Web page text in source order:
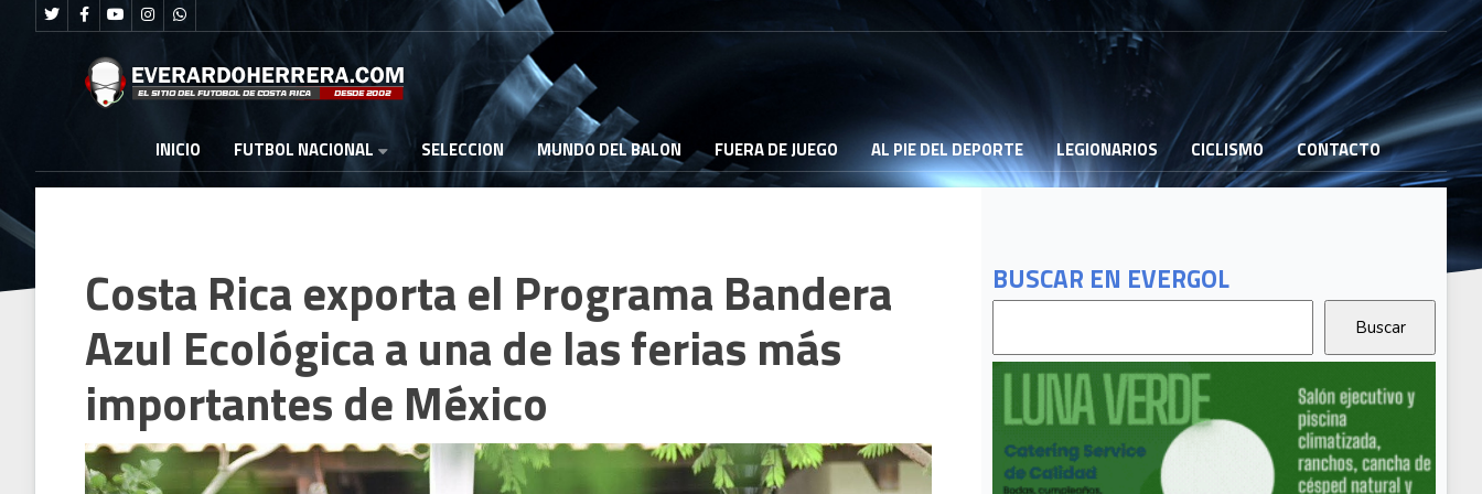
INICIO FUTBOL NACIONAL SELECCION MUNDO DEL BALON FUERA DE JUEGO AL PIE DEL DEPORTE LEGIONARIOS CICLISMO CONTACTO
BUSCAR EN EVERGOL
Costa Rica exporta el Programa Bandera
Azul Ecológica a una de las ferias más
importantes de México